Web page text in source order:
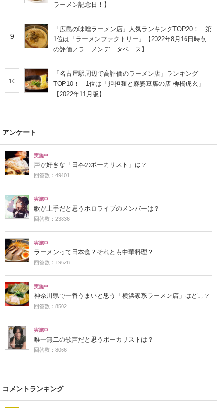
ラーメン記念日！】
9
「広島の味噌ラーメン店」人気ランキングTOP20！ 第
1位は「ラーメンファクトリー」【2022年8月16日時点
の評価／ラーメンデータベース】
10
「名古屋駅周辺で高評価のラーメン店」ランキング
TOP10！ 1位は「担担麺と麻婆豆腐の店 柳橋虎玄」
【2022年11月版】
アンケート
実施中
声が好きな「日本のボーカリスト」は？
回答数：49401
実施中
歌が上手だと思うホロライブのメンバーは？
回答数：23836
実施中
ラーメンって日本食？それとも中華料理？
回答数：19628
実施中
神奈川県で一番うまいと思う「横浜家系ラーメン店」はどこ？
回答数：8502
実施中
唯一無二の歌声だと思うボーカリストは？
回答数：8066
コメントランキング